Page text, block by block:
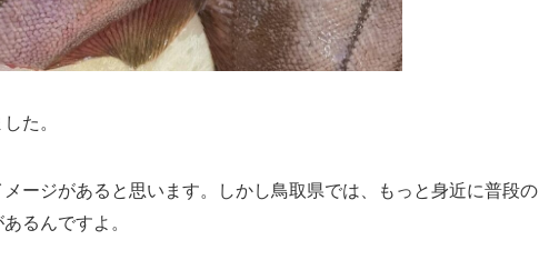
た。
ージがあると思います。しかし鳥取県では、もっと身近に普段の
るんですよ。